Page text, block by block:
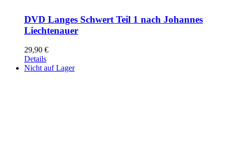
DVD Langes Schwert Teil 1 nach Johannes
Liechtenauer
29,90 €
Details
Nicht auf Lager